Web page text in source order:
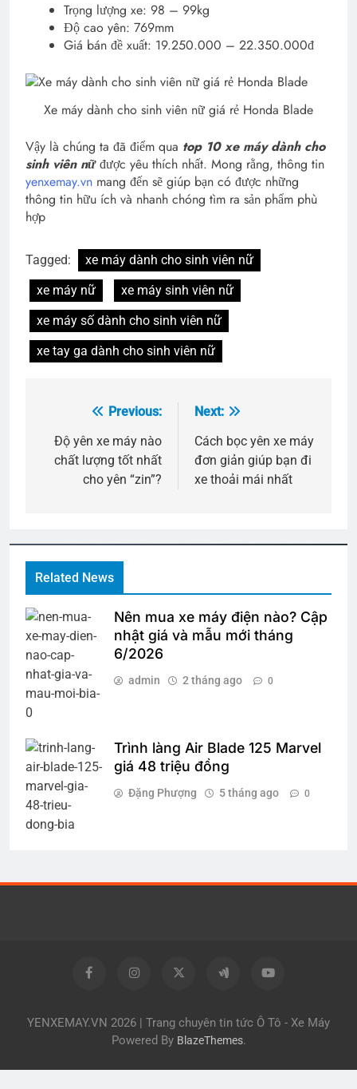
Trọng lượng xe: 98 – 99kg
Độ cao yên: 769mm
Giá bán đề xuất: 19.250.000 – 22.350.000đ
Xe máy dành cho sinh viên nữ giá rẻ Honda Blade
Vậy là chúng ta đã điểm qua top 10 xe máy dành cho
sinh viên nữđược yêu thích nhất. Mong rằng, thông tin
yenxemay.vn mang đến sẽ giúp bạn có được những
thông tin hữu ích và nhanh chóng tìm ra sản phẩm phù
hợp
Tagged:
xe máy dành cho sinh viên nữ
xe máy nữ
xe máy sinh viên nữ
xe máy số dành cho sinh viên nữ
xe tay ga dành cho sinh viên nữ
hướng
Previous:
Độ yên xe máy nào
chất lượng tốt nhất
cho yên “zin”?
Next:
Cách bọc yên xe máy
đơn giản giúp bạn đi
xe thoải mái nhất
Related News
Nên mua xe máy điện nào? Cập
nhật giá và mẫu mới tháng
6/2026
admin 2 tháng ago 0
Trình làng Air Blade 125 Marvel
giá 48 triệu đồng
Đặng Phượng 5 tháng ago 0
YENXEMAY.VN 2026 | Trang chuyên tin tức Ô Tô - Xe Máy
Powered By BlazeThemes.